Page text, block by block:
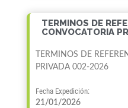
TERMINOS DE
CONVOCATORIA
TERMINOS DE
PRIVADA 002-2026
Fecha Expedición:
21/01/2026